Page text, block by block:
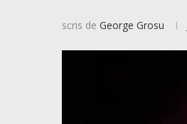
scris de George Grosu